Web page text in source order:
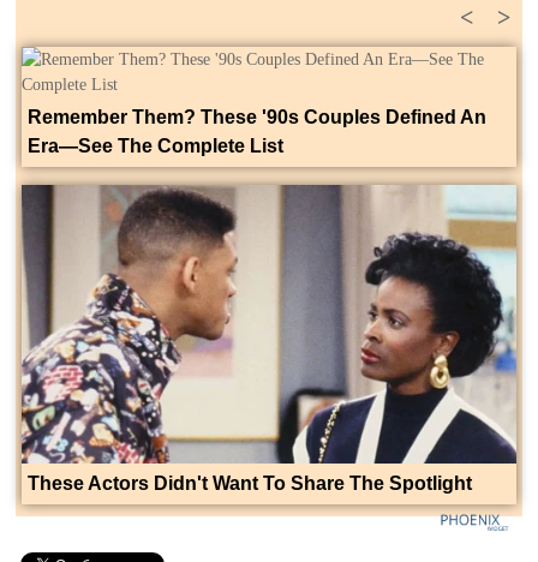
>
<
Remember Them? These '90s Couples Defined An
Era—See The Complete List
These Actors Didn't Want To Share The Spotlight